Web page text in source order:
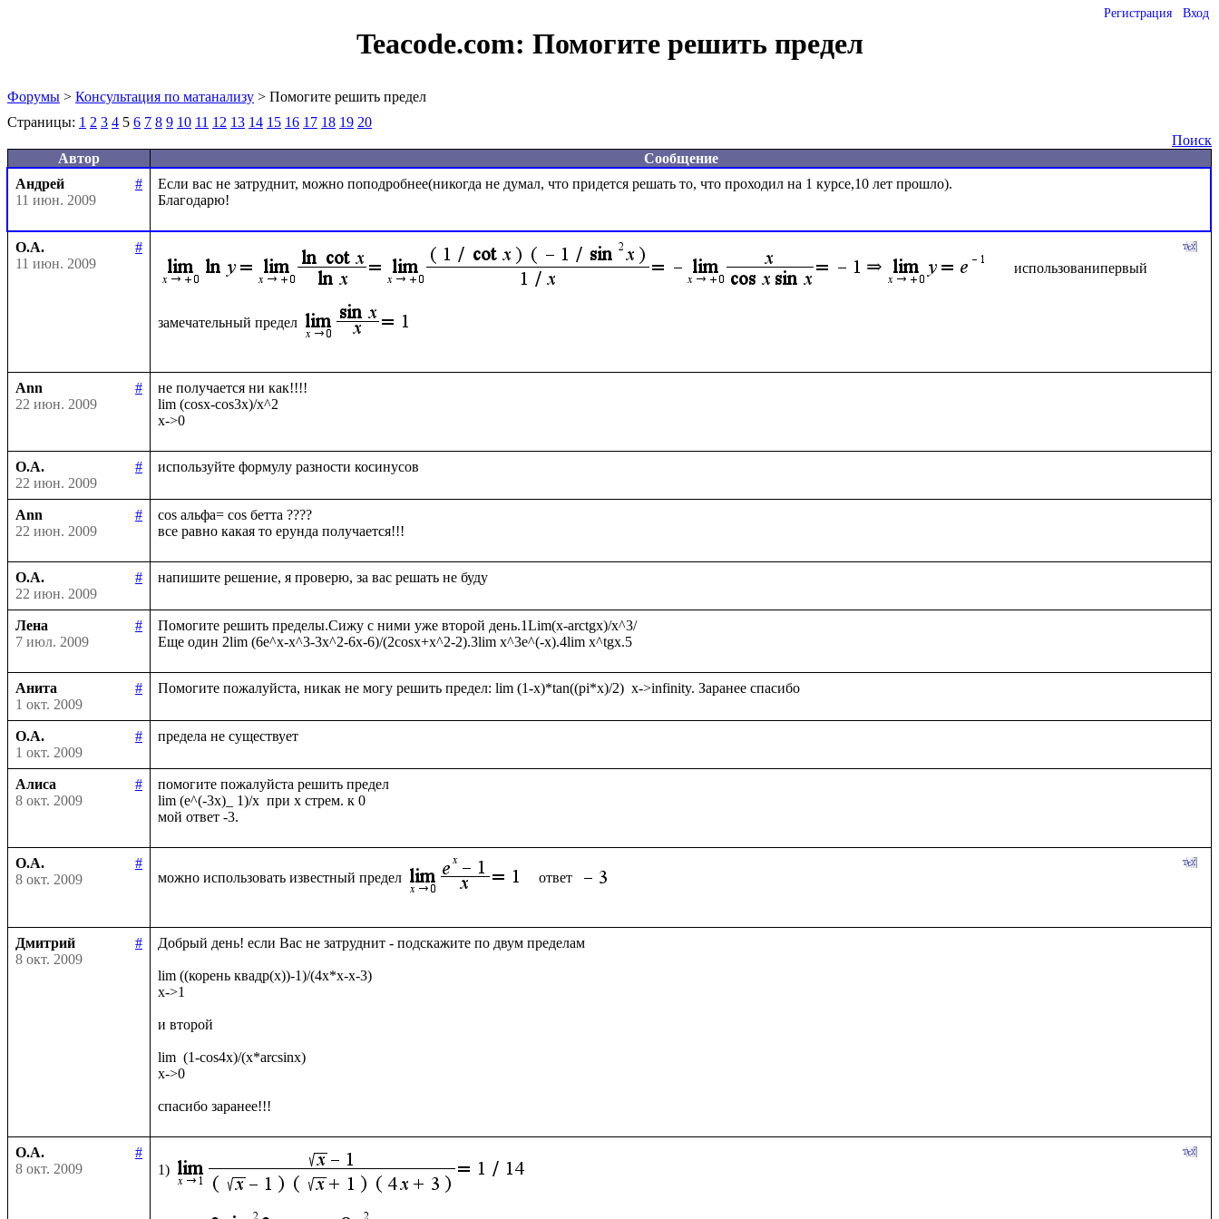
Регистрация Вход
Teacode.com: Помогите решить предел
Форумы > Консультация по матанализу > Помогите решить предел
Страницы: 1 2 3 4 5 6 7 8 9 10 11 12 13 14 15 16 17 18 19 20
Поиск
Автор
Сообщение
Андрей
#
11 июн. 2009
Если вас не затруднит, можно поподробнее(никогда не думал, что придется решать то, что проходил на 1 курсе,10 лет прошло).
О.А.
#
11 июн. 2009
использованипервый
замечательный предел
Ann
#
22 июн. 2009
не получается ни как!!!!
lim (cosx-cos3x)/x^2
О.А.
#
22 июн. 2009
Ann
#
22 июн. 2009
cos альфа= cos бетта ????
О.А.
#
22 июн. 2009
Лена
#
7 июл. 2009
Помогите решить пределы.Сижу с ними уже второй день.1Lim(x-arctgx)/x^3/
Анита
#
1 окт. 2009
О.А.
#
1 окт. 2009
Алиса
#
8 окт. 2009
помогите пожалуйста решить предел
lim (e^(-3x)_ 1)/x  при х стрем. к 0
О.А.
#
8 окт. 2009
можно использовать известный предел ответ
Дмитрий
#
8 окт. 2009
Добрый день! если Вас не затруднит - подскажите по двум пределам
lim ((корень квадр(x))-1)/(4x*x-x-3)
x->1
и второй
lim  (1-cos4x)/(x*arcsinx)
x->0
О.А.
#
8 окт. 2009
1)